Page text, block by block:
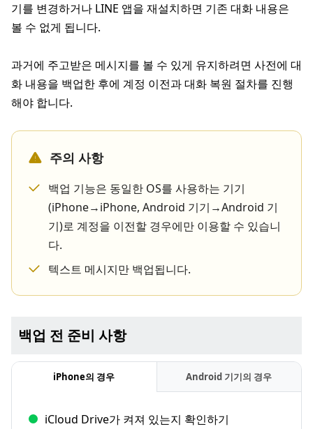
기를 변경하거나 LINE 앱을 재설치하면 기존 대화 내용은
볼 수 없게 됩니다.
과거에 주고받은 메시지를 볼 수 있게 유지하려면 사전에 대
화 내용을 백업한 후에 계정 이전과 대화 복원 절차를 진행
해야 합니다.
주의 사항
백업 기능은 동일한 OS를 사용하는 기기
(iPhone→iPhone, Android 기기→Android 기
기)로 계정을 이전할 경우에만 이용할 수 있습니
다.
텍스트 메시지만 백업됩니다.
백업 전 준비 사항
iPhone의 경우 Android 기기의 경우
iCloud Drive가 켜져 있는지 확인하기